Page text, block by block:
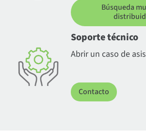
Búsqueda
Soporte técnico
Abrir un caso de
Contacto